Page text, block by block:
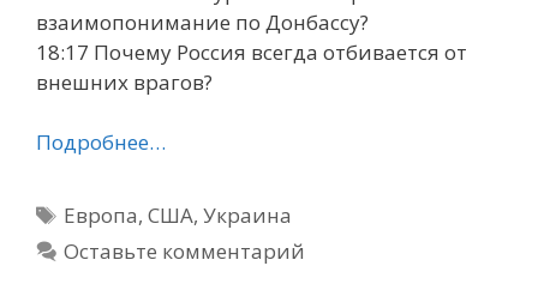
взаимопонимание по Донбассу?
18:17 Почему Россия всегда отбивается от
внешних врагов?
Подробнее…
Метки
Европа,США,Украина
Оставьте комментарий